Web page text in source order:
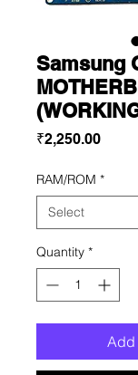
Samsung
₹2,250.00Price
RAM/ROM *
Quantity *
Add